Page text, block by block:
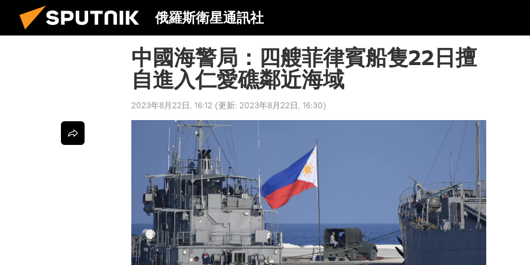
俄羅斯衛星通訊社
中國海警局：四艘菲律賓船隻22日擅
自進入仁愛礁鄰近海域
2023年8月22日, 16:12 (更新: 2023年8月22日, 16:30)